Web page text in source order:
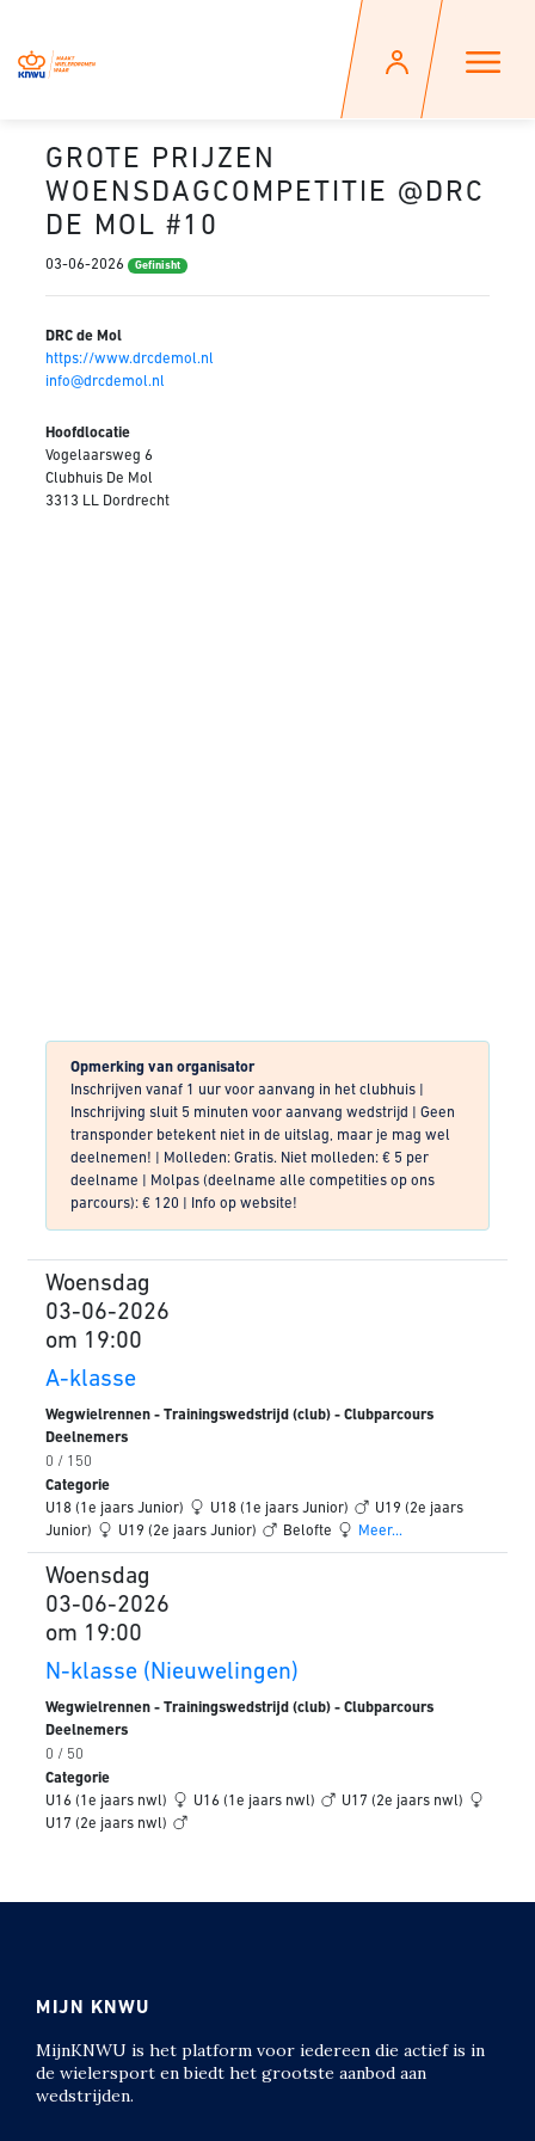
GROTE PRIJZEN
WOENSDAGCOMPETITIE @DRC
DE MOL #10
03-06-2026 Gefinisht
DRC de Mol
https://www.drcdemol.nl
info@drcdemol.nl
Hoofdlocatie
Vogelaarsweg 6
Clubhuis De Mol
3313 LL Dordrecht
Opmerking van organisator
Inschrijven vanaf 1 uur voor aanvang in het clubhuis |
Inschrijving sluit 5 minuten voor aanvang wedstrijd | Geen
transponder betekent niet in de uitslag, maar je mag wel
deelnemen! | Molleden: Gratis. Niet molleden: € 5 per
deelname | Molpas (deelname alle competities op ons
parcours): € 120 | Info op website!
Woensdag
03-06-2026
om 19:00
A-klasse
Wegwielrennen - Trainingswedstrijd (club) - Clubparcours
Deelnemers
0 / 150
Categorie
U18 (1e jaars Junior)
U18 (1e jaars Junior)
U19 (2e jaars
Junior)
U19 (2e jaars Junior) Belofte Meer...
Woensdag
03-06-2026
om 19:00
N-klasse (Nieuwelingen)
Wegwielrennen - Trainingswedstrijd (club) - Clubparcours
Deelnemers
0 / 50
Categorie
U16 (1e jaars nwl)
U16 (1e jaars nwl)
U17 (2e jaars nwl)
U17 (2e jaars nwl)
MIJN KNWU
MijnKNWU is het platform voor iedereen die actief is in
de wielersport en biedt het grootste aanbod aan
wedstrijden.